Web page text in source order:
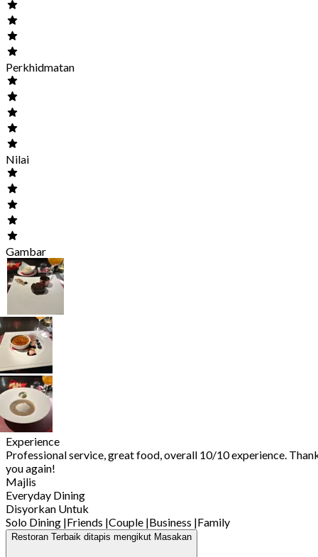
Perkhidmatan
Nilai
Gambar
Experience
Professional service, great food, overall 10/10 experience.
you again!
Majlis
Everyday Dining
Disyorkan Untuk
Solo Dining |Friends |Couple |Business |Family
Restoran Terbaik ditapis mengikut Masakan